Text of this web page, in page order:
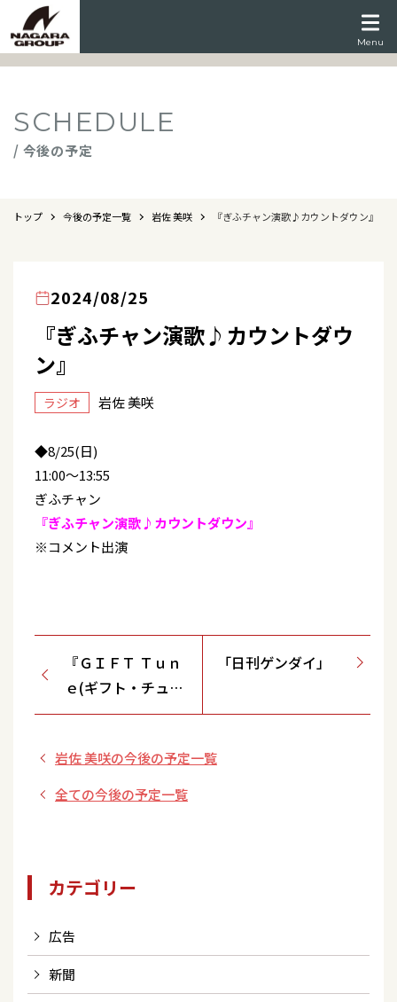
Menu
SCHEDULE
/ 今後の予定
トップ 今後の予定一覧 岩佐 美咲 『ぎふチャン演歌♪カウントダウン』
2024/08/25
『ぎふチャン演歌♪カウントダウ
ン』
ラジオ 岩佐 美咲
◆8/25(日)
11:00～13:55
ぎふチャン
『ぎふチャン演歌♪カウントダウン』
※コメント出演
『ＧＩＦＴ Ｔｕｎ
ｅ(ギフト・チュー
ン)』
「日刊ゲンダイ」
岩佐 美咲の今後の予定一覧
全ての今後の予定一覧
カテゴリー
広告
新聞